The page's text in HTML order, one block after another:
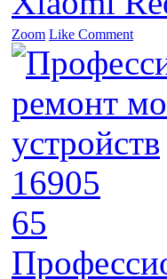
Zoom Like Comment
16905
65